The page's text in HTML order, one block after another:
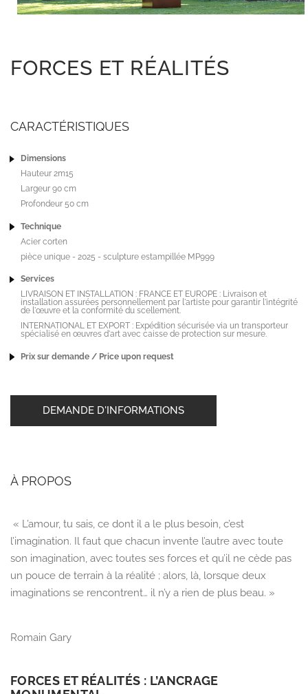
FORCES ET RÉALITÉS
CARACTÉRISTIQUES
Dimensions
Hauteur 2m15
Largeur 90 cm
Profondeur 50 cm
Technique
Acier corten
pièce unique - 2025 - sculpture estampillée MP999
Services
LIVRAISON ET INSTALLATION : FRANCE ET EUROPE : Livraison et
installation assurées personnellement par l'artiste pour garantir l'intégrité
de l'œuvre et la conformité du scellement.
INTERNATIONAL ET EXPORT : Expédition sécurisée via un transporteur
spécialisé en œuvres d'art avec caisse de protection sur mesure.
Prix sur demande / Price upon request
DEMANDE D'INFORMATIONS
À PROPOS
« L’amour, tu sais, ce dont il a le plus besoin, c’est
l’imagination. Il faut que chacun invente l’autre avec toute
son imagination, avec toutes ses forces et qu’il ne cède pas
un pouce de terrain à la réalité ; alors, là, lorsque deux
imaginations se rencontrent… il n’y a rien de plus beau. »
Romain Gary
FORCES ET RÉALITÉS : L’ANCRAGE